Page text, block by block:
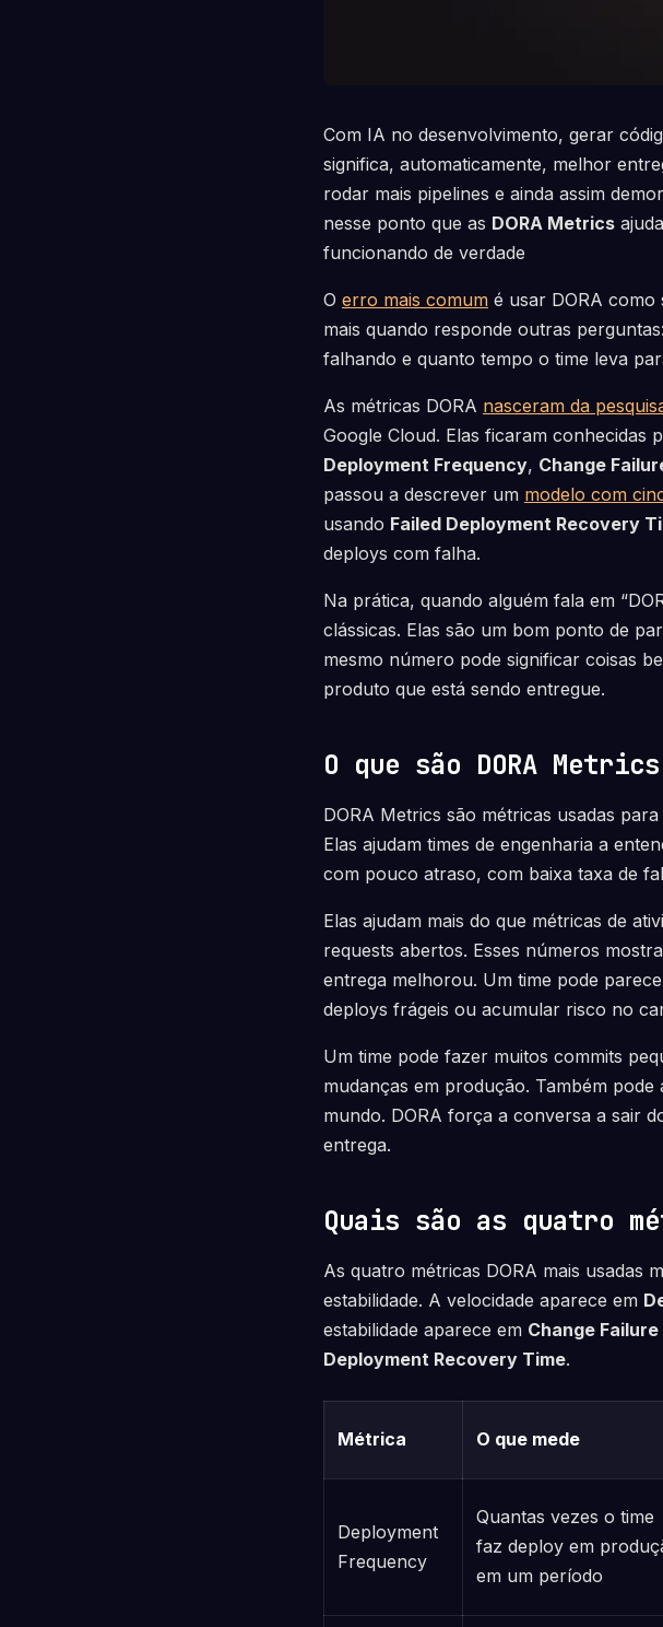
Com IA no desenvolvimento, gerar
significa, automaticamente, melhor
rodar mais pipelines e ainda assim
nesse ponto que as DORA Metrics
funcionando de verdade
O erro mais comum é usar DORA como
mais quando responde outras
falhando e quanto tempo o time leva
As métricas DORA nasceram da
Google Cloud. Elas ficaram conhecidas
Deployment Frequency, Change
passou a descrever um modelo com
usando Failed Deployment Recovery
deploys com falha.
Na prática, quando alguém fala em
clássicas. Elas são um bom ponto de
mesmo número pode significar coisas
produto que está sendo entregue.
O que são DORA
DORA Metrics são métricas usadas
Elas ajudam times de engenharia a
com pouco atraso, com baixa taxa de
Elas ajudam mais do que métricas de
requests abertos. Esses números
entrega melhorou. Um time pode
deploys frágeis ou acumular risco no
Um time pode fazer muitos commits
mudanças em produção. Também
mundo. DORA força a conversa a sair
entrega.
Quais são as quatro
As quatro métricas DORA mais usadas
estabilidade. A velocidade aparece em
estabilidade aparece em Change Failure
Deployment Recovery Time.
Métrica O que mede
Deployment
Frequency
Quantas vezes o time
faz deploy em
em um período